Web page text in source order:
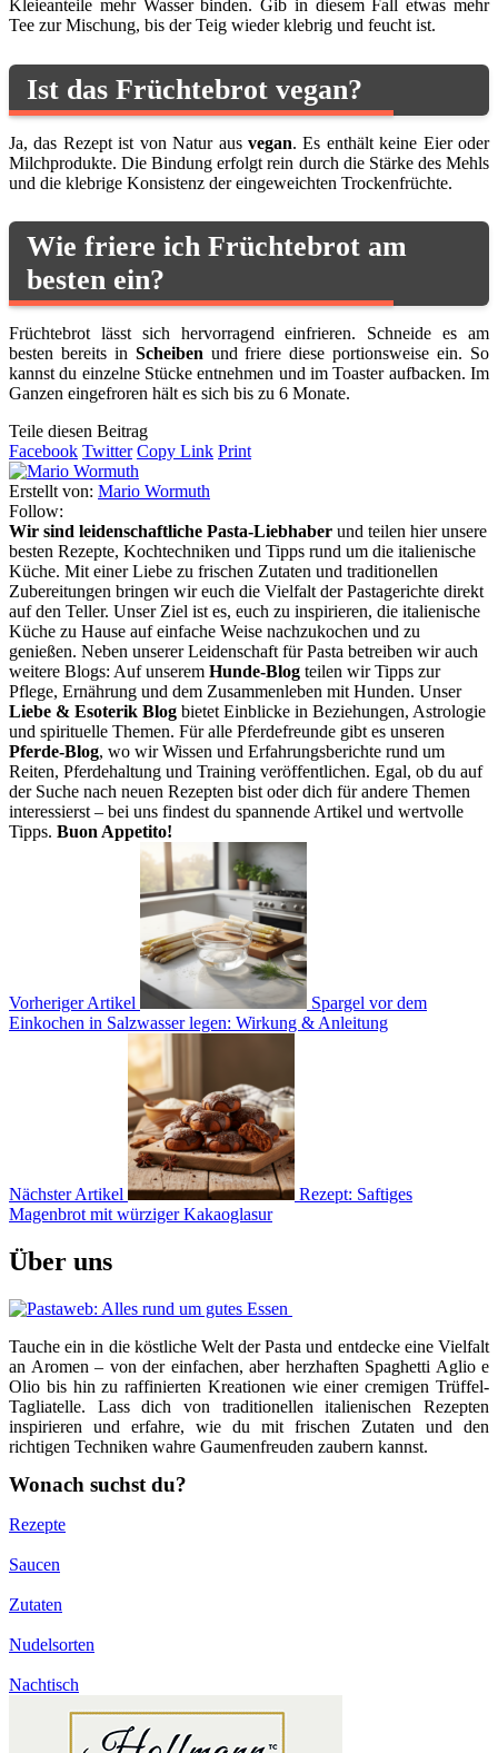
Kleieanteile mehr Wasser binden. Gib in diesem Fall etwas mehr
Tee zur Mischung, bis der Teig wieder klebrig und feucht ist.
Ist das Früchtebrot vegan?
Ja, das Rezept ist von Natur aus vegan. Es enthält keine Eier oder
Milchprodukte. Die Bindung erfolgt rein durch die Stärke des Mehls
und die klebrige Konsistenz der eingeweichten Trockenfrüchte.
Wie friere ich Früchtebrot am
besten ein?
Früchtebrot lässt sich hervorragend einfrieren. Schneide es am
besten bereits in Scheiben und friere diese portionsweise ein. So
kannst du einzelne Stücke entnehmen und im Toaster aufbacken. Im
Ganzen eingefroren hält es sich bis zu 6 Monate.
Teile diesen Beitrag
Facebook Twitter Copy Link Print
Erstellt von: Mario Wormuth
Follow:
Wir sind leidenschaftliche Pasta-Liebhaber und teilen hier unsere
besten Rezepte, Kochtechniken und Tipps rund um die italienische
Küche. Mit einer Liebe zu frischen Zutaten und traditionellen
Zubereitungen bringen wir euch die Vielfalt der Pastagerichte direkt
auf den Teller. Unser Ziel ist es, euch zu inspirieren, die italienische
Küche zu Hause auf einfache Weise nachzukochen und zu
genießen. Neben unserer Leidenschaft für Pasta betreiben wir auch
weitere Blogs: Auf unserem Hunde-Blog teilen wir Tipps zur
Pflege, Ernährung und dem Zusammenleben mit Hunden. Unser
Liebe & Esoterik Blog bietet Einblicke in Beziehungen, Astrologie
und spirituelle Themen. Für alle Pferdefreunde gibt es unseren
Pferde-Blog, wo wir Wissen und Erfahrungsberichte rund um
Reiten, Pferdehaltung und Training veröffentlichen. Egal, ob du auf
der Suche nach neuen Rezepten bist oder dich für andere Themen
interessierst – bei uns findest du spannende Artikel und wertvolle
Tipps. Buon Appetito!
Vorheriger Artikel
Spargel vor dem
Einkochen in Salzwasser legen: Wirkung & Anleitung
Nächster Artikel
Rezept: Saftiges
Magenbrot mit würziger Kakaoglasur
Über uns
Tauche ein in die köstliche Welt der Pasta und entdecke eine Vielfalt
an Aromen – von der einfachen, aber herzhaften Spaghetti Aglio e
Olio bis hin zu raffinierten Kreationen wie einer cremigen Trüffel-
Tagliatelle. Lass dich von traditionellen italienischen Rezepten
inspirieren und erfahre, wie du mit frischen Zutaten und den
richtigen Techniken wahre Gaumenfreuden zaubern kannst.
Wonach suchst du?
Rezepte
Saucen
Zutaten
Nudelsorten
Nachtisch